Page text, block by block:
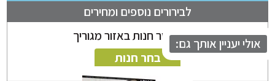
לבירורים נוספים ומחירים
ניתן לבחור חנות באזור מגוריך
בחר חנות
יעניין אותך גם: